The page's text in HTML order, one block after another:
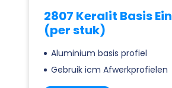
2807 Keralit Basis
(per stuk)
Aluminium basis profiel
Gebruik icm Afwerkprofielen